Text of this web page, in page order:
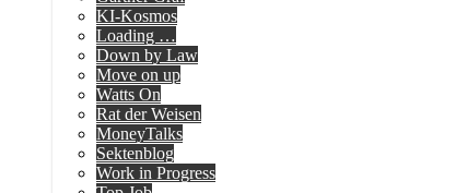
KI-Kosmos
Loading …
Down by Law
Move on up
Watts On
Rat der Weisen
MoneyTalks
Sektenblog
Work in Progress